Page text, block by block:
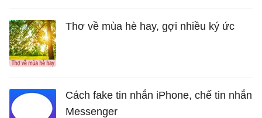
Thơ về mùa hè hay, gợi nhiều ký ức
Cách fake tin nhắn iPhone, chế tin nhắn
Messenger